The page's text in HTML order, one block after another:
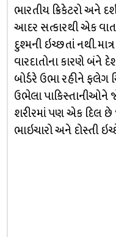
ભારતીય ક્રિકેટરો અને
આદર સત્કારથી એક
દુશ્મની ઇચ્છતાં નથી.
વારદાતોના કારણે બંને
બોર્ડરે ઉભા રહીને ફલેગ
ઉભેલા પાકિસ્તાનીઓને
શરીરમાં પણ એક દિલ
ભાઇચારો અને દોસ્તી